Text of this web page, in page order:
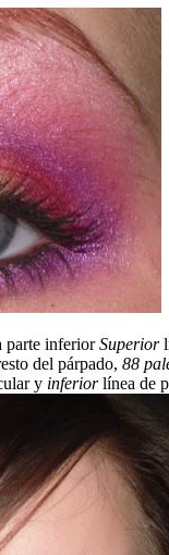
parte inferiorSuperior
del párpado, 88
y inferiorlínea de